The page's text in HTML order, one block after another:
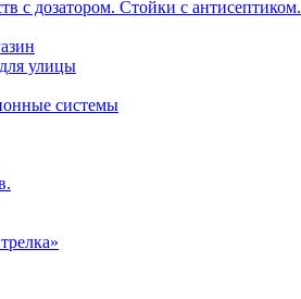
с дозатором. Стойки с антисептиком.
улицы
системы